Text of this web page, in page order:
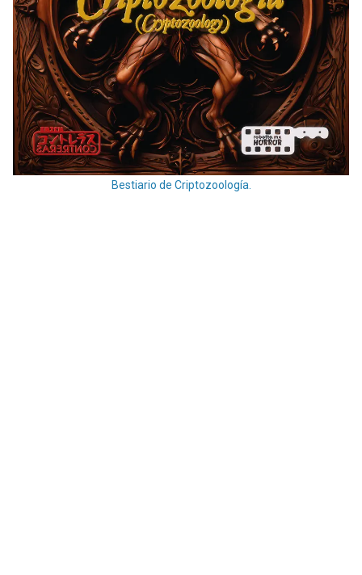
Bestiario de Criptozoología.